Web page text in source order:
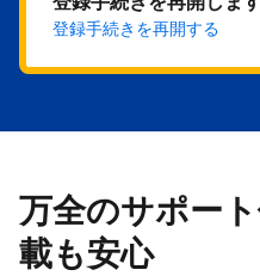
登録手続きを再開する
万全のサポー
載も安心